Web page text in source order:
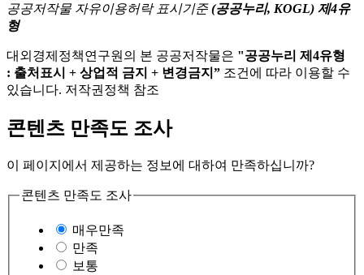
공공저작물 자유이용허락 표시기준 (공공누리, KOGL) 제4유
형
대외경제정책연구원의 본 공공저작물은 "공공누리 제4유형
: 출처표시 + 상업적 금지 + 변경금지” 조건에 따라 이용할 수
있습니다. 저작권정책 참조
콘텐츠 만족도 조사
이 페이지에서 제공하는 정보에 대하여 만족하십니까?
콘텐츠 만족도 조사
매우만족
만족
보통